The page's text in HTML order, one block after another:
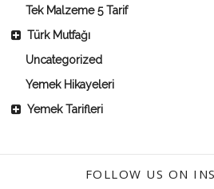
Tek Malzeme 5 Tarif
Türk Mutfağı
Uncategorized
Yemek Hikayeleri
Yemek Tarifleri
FOLLOW US ON